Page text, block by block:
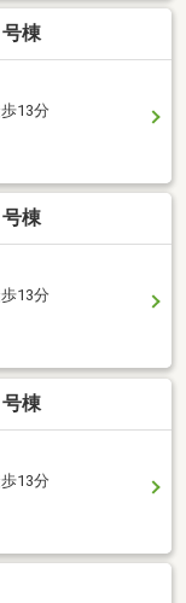
棟
13分
棟
13分
棟
13分